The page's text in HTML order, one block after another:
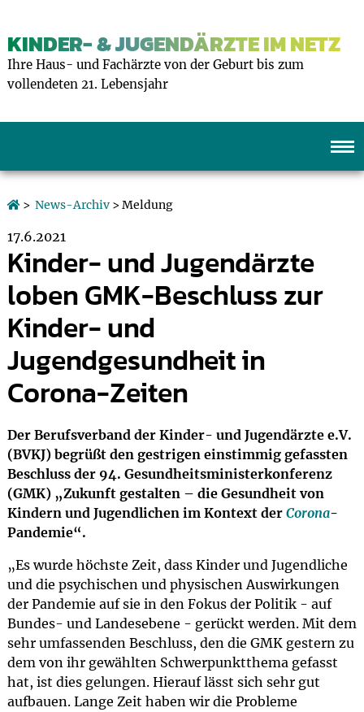
KINDER- & JUGENDÄRZTE IM NETZ
Ihre Haus- und Fachärzte von der Geburt bis zum
vollendeten 21. Lebensjahr
> News-Archiv> Meldung
17.6.2021
Kinder- und Jugendärzte
loben GMK-Beschluss zur
Kinder- und
Jugendgesundheit in
Corona-Zeiten
Der Berufsverband der Kinder- und Jugendärzte e.V.
(BVKJ) begrüßt den gestrigen einstimmig gefassten
Beschluss der 94. Gesundheitsministerkonferenz
(GMK) „Zukunft gestalten – die Gesundheit von
Kindern und Jugendlichen im Kontext der Corona-
Pandemie“.
„Es wurde höchste Zeit, dass Kinder und Jugendliche
und die psychischen und physischen Auswirkungen
der Pandemie auf sie in den Fokus der Politik - auf
Bundes- und Landesebene - gerückt werden. Mit dem
sehr umfassenden Beschluss, den die GMK gestern zu
dem von ihr gewählten Schwerpunktthema gefasst
hat, ist dies gelungen. Hierauf lässt sich sehr gut
aufbauen. Lange Zeit haben wir die Probleme